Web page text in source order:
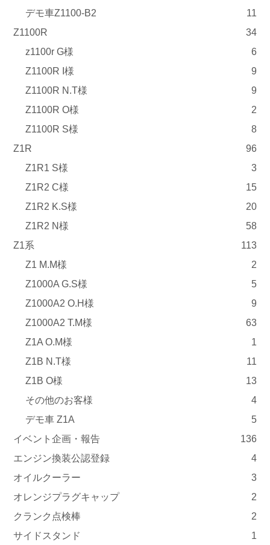
デモ車Z1100-B2
11
Z1100R
34
z1100r G様
6
Z1100R I様
9
Z1100R N.T様
9
Z1100R O様
2
Z1100R S様
8
Z1R
96
Z1R1 S様
3
Z1R2 C様
15
Z1R2 K.S様
20
Z1R2 N様
58
Z1系
113
Z1 M.M様
2
Z1000A G.S様
5
Z1000A2 O.H様
9
Z1000A2 T.M様
63
Z1A O.M様
1
Z1B N.T様
11
Z1B O様
13
その他のお客様
4
デモ車 Z1A
5
イベント企画・報告
136
エンジン換装公認登録
4
オイルクーラー
3
オレンジプラグキャップ
2
クランク点検棒
2
サイドスタンド
1